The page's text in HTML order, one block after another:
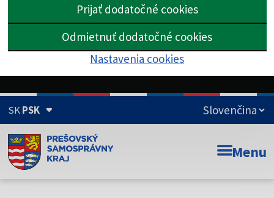
Prijať dodatočné cookies
Odmietnuť dodatočné cookies
Nastavenia cookies
SKPSK
Doména psk.sk je oficiálna
Toto je oficiálna webová stránka Prešovského
Menu